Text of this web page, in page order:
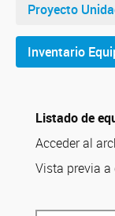
Proyecto
Inventario
Listado de
Acceder al
Vista previa